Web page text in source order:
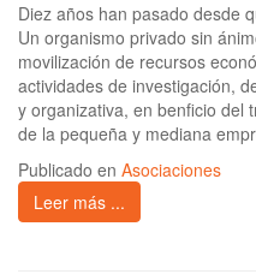
Diez años han pasado desde
Un organismo privado sin
movilización de recursos
actividades de investigación,
y organizativa, en benficio del
de la pequeña y mediana
Publicado en Asociaciones
Leer más ...